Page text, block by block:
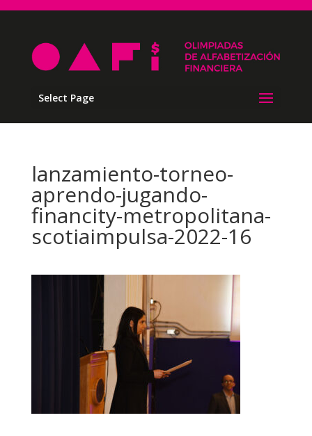
Select Page
lanzamiento-torneo-
aprendo-jugando-
financity-metropolitana-
scotiaimpulsa-2022-16